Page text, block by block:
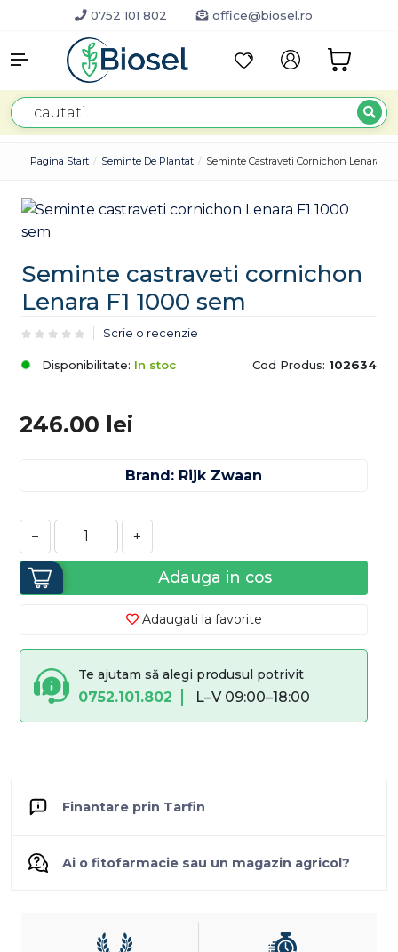
0752 101 802 office@biosel.ro
Pagina Start Seminte De Plantat Seminte Castraveti Cornichon Lenara F1
Seminte castraveti cornichon
Lenara F1 1000 sem
Scrie o recenzie
Disponibilitate: In stoc Cod Produs: 102634
246.00 lei
Brand: Rijk Zwaan
− +
Adauga in cos
Adaugati la favorite
Te ajutam să alegi produsul potrivit
0752.101.802 L–V 09:00–18:00
Finantare prin Tarfin
Ai o fitofarmacie sau un magazin agricol?